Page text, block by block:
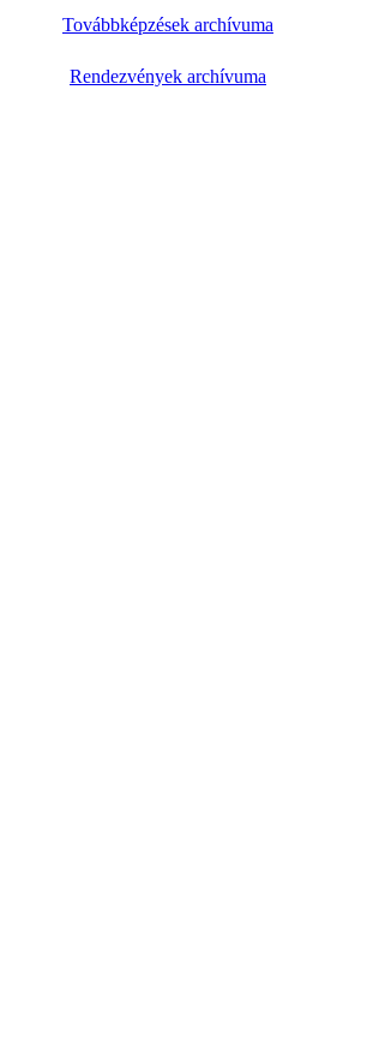
Továbbképzések archívuma
Rendezvények archívuma